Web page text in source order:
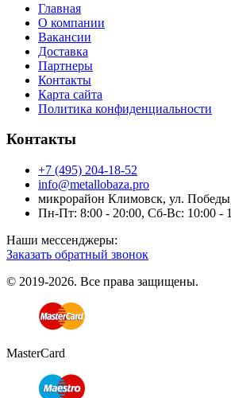
Главная
О компании
Вакансии
Доставка
Партнеры
Контакты
Карта сайта
Политика конфиденциальности
Контакты
+7 (495) 204-18-52
info@metallobaza.pro
микрорайон Климовск, ул.
Пн-Пт: 8:00 - 20:00, Сб-Вс: 10:00 -
Наши мессенджеры:
Заказать обратный звонок
© 2019-2026. Все права защищены.
MasterCard